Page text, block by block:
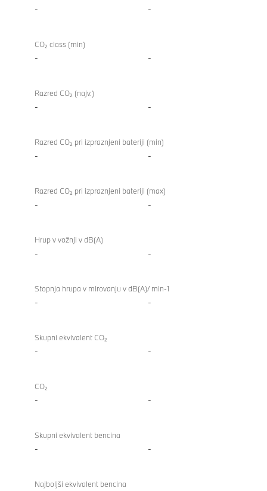
- -
CO₂ class (min)
- -
Razred CO₂ (najv.)
- -
Razred CO₂ pri izpraznjeni bateriji (min)
- -
Razred CO₂ pri izpraznjeni bateriji (max)
- -
Hrup v vožnji v dB(A)
- -
Stopnja hrupa v mirovanju v dB(A)/ min-1
- -
Skupni ekvivalent CO₂
- -
CO₂
- -
Skupni ekvivalent bencina
- -
Najboljši ekvivalent bencina